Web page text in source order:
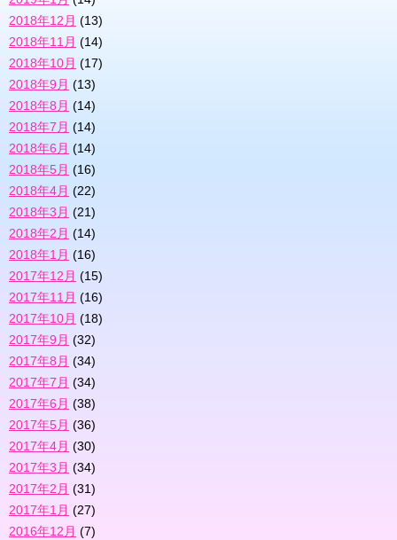
2018年12月 (13)
2018年11月 (14)
2018年10月 (17)
2018年9月 (13)
2018年8月 (14)
2018年7月 (14)
2018年6月 (14)
2018年5月 (16)
2018年4月 (22)
2018年3月 (21)
2018年2月 (14)
2018年1月 (16)
2017年12月 (15)
2017年11月 (16)
2017年10月 (18)
2017年9月 (32)
2017年8月 (34)
2017年7月 (34)
2017年6月 (38)
2017年5月 (36)
2017年4月 (30)
2017年3月 (34)
2017年2月 (31)
2017年1月 (27)
2016年12月 (7)